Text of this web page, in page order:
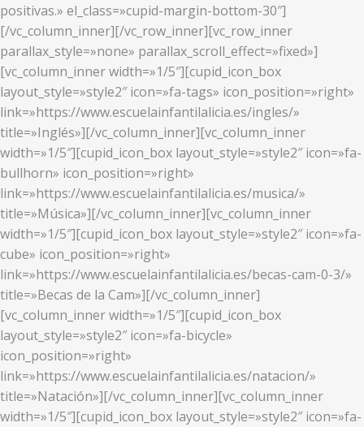
positivas.» el_class=»cupid-margin-bottom-30″]
[/vc_column_inner][/vc_row_inner][vc_row_inner
parallax_style=»none» parallax_scroll_effect=»fixed»]
[vc_column_inner width=»1/5″][cupid_icon_box
layout_style=»style2″ icon=»fa-tags» icon_position=»right»
link=»https://www.escuelainfantilalicia.es/ingles/»
title=»Inglés»][/vc_column_inner][vc_column_inner
width=»1/5″][cupid_icon_box layout_style=»style2″ icon=»fa-
bullhorn» icon_position=»right»
link=»https://www.escuelainfantilalicia.es/musica/»
title=»Música»][/vc_column_inner][vc_column_inner
width=»1/5″][cupid_icon_box layout_style=»style2″ icon=»fa-
cube» icon_position=»right»
link=»https://www.escuelainfantilalicia.es/becas-cam-0-3/»
title=»Becas de la Cam»][/vc_column_inner]
[vc_column_inner width=»1/5″][cupid_icon_box
layout_style=»style2″ icon=»fa-bicycle»
icon_position=»right»
link=»https://www.escuelainfantilalicia.es/natacion/»
title=»Natación»][/vc_column_inner][vc_column_inner
width=»1/5″][cupid_icon_box layout_style=»style2″ icon=»fa-